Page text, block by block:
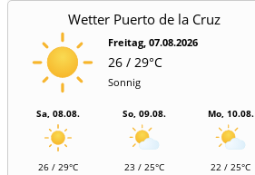
Wetter Puerto de la Cruz
Freitag, 07.08.2026
26 / 29°C
Sonnig
Sa, 08.08.
26 / 29°C
So, 09.08.
23 / 25°C
Mo, 10.08.
22 / 25°C